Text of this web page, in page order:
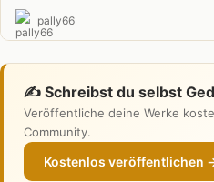
pally66
✍️ Schreibst du selbst
Veröffentliche deine Werke
Community.
Kostenlos veröffentlichen